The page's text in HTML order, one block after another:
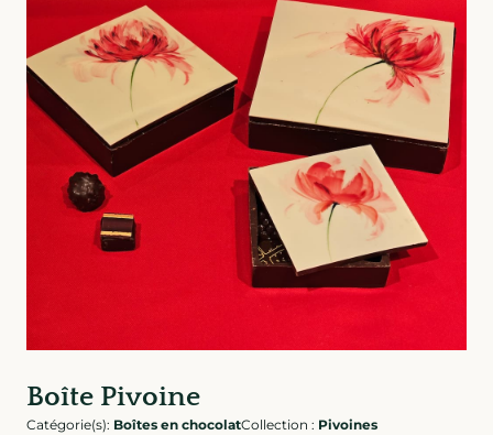
Boîte Pivoine
Catégorie(s): Boîtes en chocolatCollection : Pivoines